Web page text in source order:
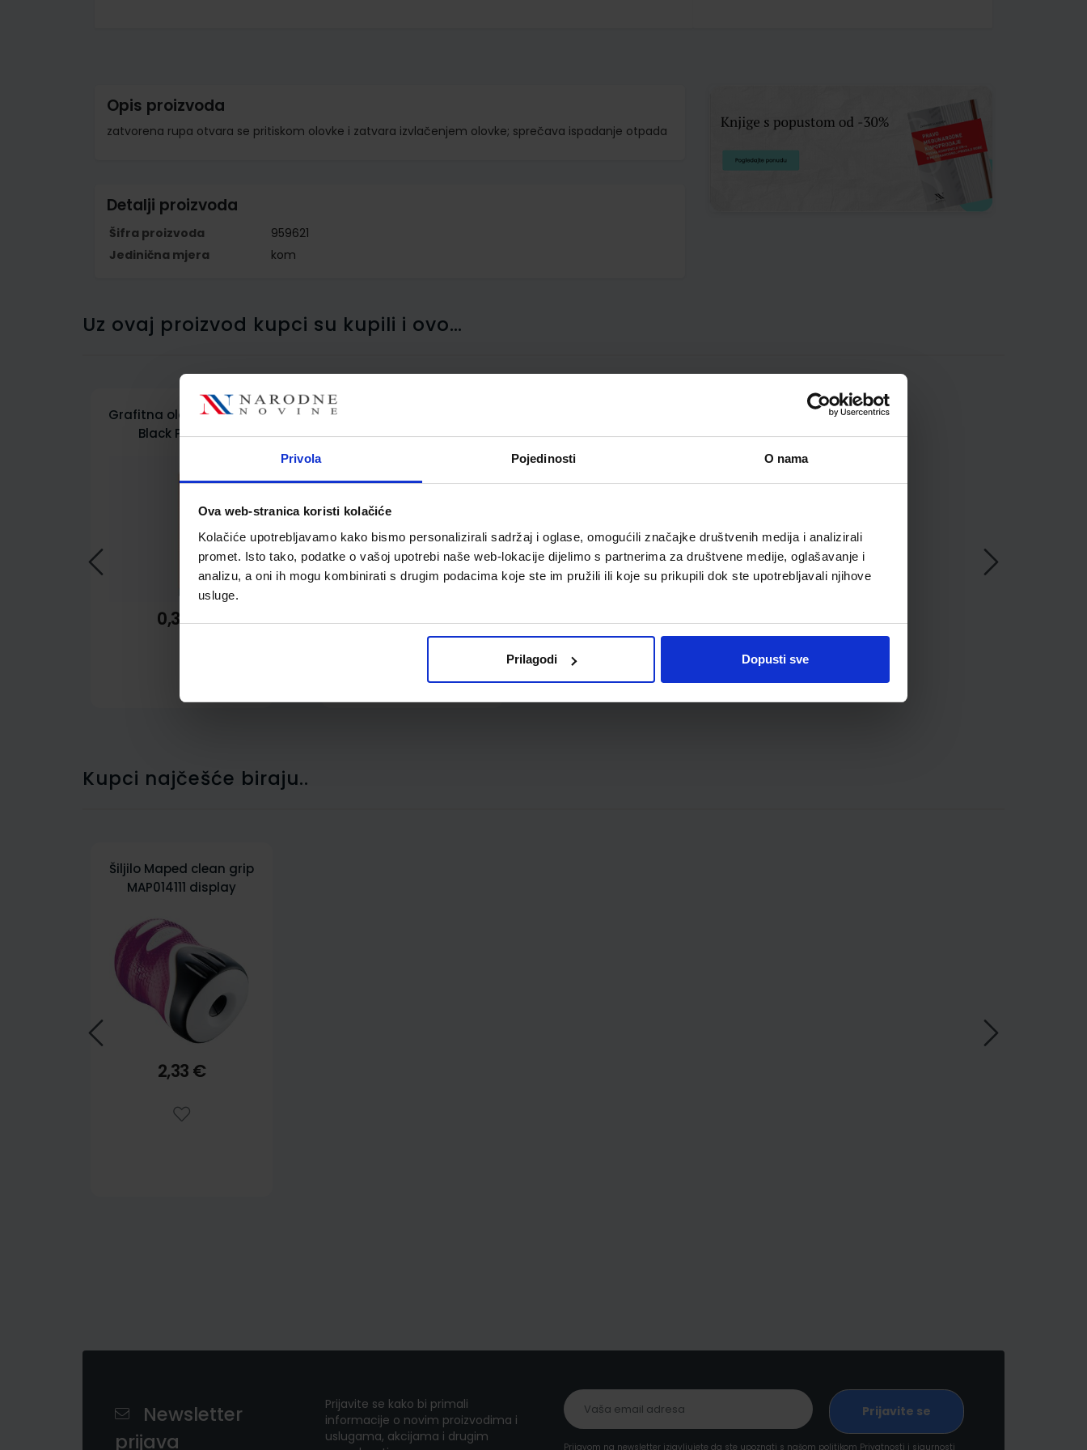
Privola Pojedinosti O nama
Ova web-stranica koristi kolačiće
Kolačiće upotrebljavamo kako bismo personalizirali sadržaj i oglase, omogućili značajke društvenih medija i analizirali
promet. Isto tako, podatke o vašoj upotrebi naše web-lokacije dijelimo s partnerima za društvene medije, oglašavanje i
analizu, a oni ih mogu kombinirati s drugim podacima koje ste im pružili ili koje su prikupili dok ste upotrebljavali njihove
usluge.
Prilagodi Dopusti sve
gallery
Opis proizvoda
zatvorena rupa otvara se pritiskom olovke i zatvara izvlačenjem olovke; sprečava ispadanje otpada
Detalji proizvoda
Šifra proizvoda
959621
Jedinična mjera
kom
Uz ovaj proizvod kupci su kupili i ovo…
Grafitna olovka Maped
Black Pep'S HB
0,33 €
Maped Architecte bijela
0,94 €
Kupci najčešće biraju..
Šiljilo Maped clean grip
MAP014111 display
2,33 €
Newsletter
prijava
Prijavite se kako bi primali
informacije o novim proizvodima i
uslugama, akcijama i drugim
Prijavom na newsletter izjavljujete da ste upoznati s našom politikom Privatnosti i sigurnosti